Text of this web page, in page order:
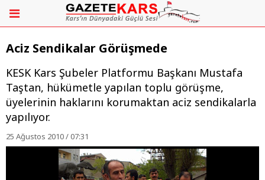
Aciz Sendikalar Görüşmede
KESK Kars Şubeler Platformu Başkanı Mustafa
Taştan, hükümetle yapılan toplu görüşme,
üyelerinin haklarını korumaktan aciz sendikalarla
yapılıyor.
25 Ağustos 2010 / 07:31